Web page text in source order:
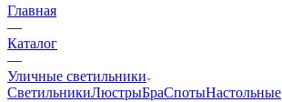
Главная
—
Каталог
—
Уличные светильники
СветильникиЛюстрыБраСпотыНастольные